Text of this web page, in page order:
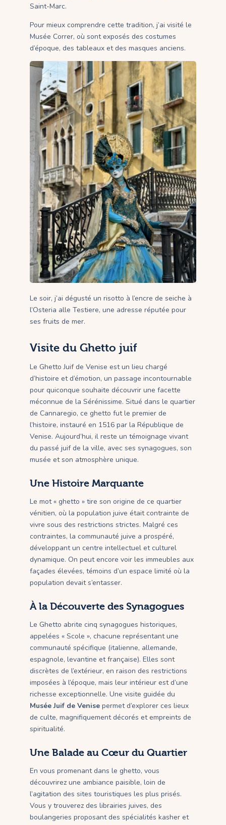
Saint-Marc.
Pour mieux comprendre cette tradition, j’ai visité le
Musée Correr, où sont exposés des costumes
d’époque, des tableaux et des masques anciens.
Le soir, j’ai dégusté un risotto à l’encre de seiche à
l’Osteria alle Testiere, une adresse réputée pour
ses fruits de mer.
Visite du Ghetto juif
Le Ghetto Juif de Venise est un lieu chargé
d’histoire et d’émotion, un passage incontournable
pour quiconque souhaite découvrir une facette
méconnue de la Sérénissime. Situé dans le quartier
de Cannaregio, ce ghetto fut le premier de
l’histoire, instauré en 1516 par la République de
Venise. Aujourd’hui, il reste un témoignage vivant
du passé juif de la ville, avec ses synagogues, son
musée et son atmosphère unique.
Une Histoire Marquante
Le mot « ghetto » tire son origine de ce quartier
vénitien, où la population juive était contrainte de
vivre sous des restrictions strictes. Malgré ces
contraintes, la communauté juive a prospéré,
développant un centre intellectuel et culturel
dynamique. On peut encore voir les immeubles aux
façades élevées, témoins d’un espace limité où la
population devait s’entasser.
À la Découverte des Synagogues
Le Ghetto abrite cinq synagogues historiques,
appelées « Scole », chacune représentant une
communauté spécifique (italienne, allemande,
espagnole, levantine et française). Elles sont
discrètes de l’extérieur, en raison des restrictions
imposées à l’époque, mais leur intérieur est d’une
richesse exceptionnelle. Une visite guidée du
Musée Juif de Venise permet d’explorer ces lieux
de culte, magnifiquement décorés et empreints de
spiritualité.
Une Balade au Cœur du Quartier
En vous promenant dans le ghetto, vous
découvrirez une ambiance paisible, loin de
l’agitation des sites touristiques les plus prisés.
Vous y trouverez des librairies juives, des
boulangeries proposant des spécialités kasher et